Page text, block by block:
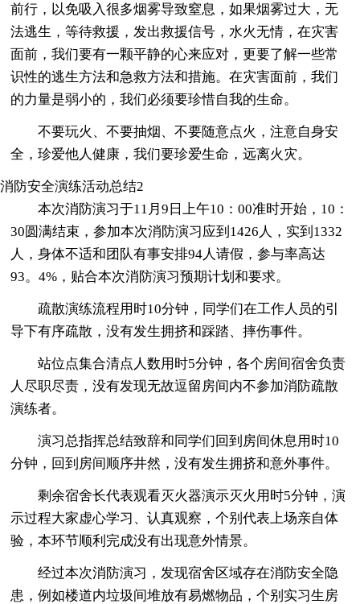
前行，以免吸入很多烟雾导致窒息，如果烟雾过大，无
法逃生，等待救援，发出救援信号，水火无情，在灾害
面前，我们要有一颗平静的心来应对，更要了解一些常
识性的逃生方法和急救方法和措施。在灾害面前，我们
的力量是弱小的，我们必须要珍惜自我的生命。
不要玩火、不要抽烟、不要随意点火，注意自身安
全，珍爱他人健康，我们要珍爱生命，远离火灾。
消防安全演练活动总结2
本次消防演习于11月9日上午10：00准时开始，10：
30圆满结束，参加本次消防演习应到1426人，实到1332
人，身体不适和团队有事安排94人请假，参与率高达
93。4%，贴合本次消防演习预期计划和要求。
疏散演练流程用时10分钟，同学们在工作人员的引
导下有序疏散，没有发生拥挤和踩踏、摔伤事件。
站位点集合清点人数用时5分钟，各个房间宿舍负责
人尽职尽责，没有发现无故逗留房间内不参加消防疏散
演练者。
演习总指挥总结致辞和同学们回到房间休息用时10
分钟，回到房间顺序井然，没有发生拥挤和意外事件。
剩余宿舍长代表观看灭火器演示灭火用时5分钟，演
示过程大家虚心学习、认真观察，个别代表上场亲自体
验，本环节顺利完成没有出现意外情景。
经过本次消防演习，发现宿舍区域存在消防安全隐
患，例如楼道内垃圾间堆放有易燃物品，个别实习生房